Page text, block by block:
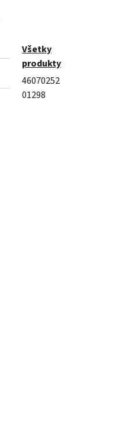
Všetky
produkty
46070252
01298